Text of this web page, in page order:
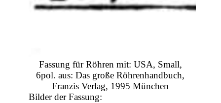
Fassung für Röhren mit: USA, Small,
6pol. aus: Das große Röhrenhandbuch,
Franzis Verlag, 1995 München
Bilder der Fassung: